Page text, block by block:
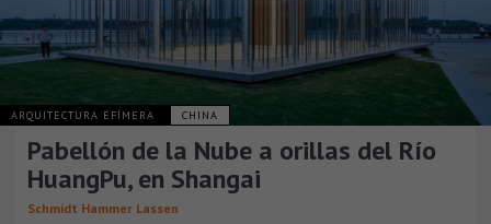
ARQUITECTURA EFÍMERA CHINA
Pabellón de la Nube a orillas del Río
HuangPu, en Shangai
Schmidt Hammer Lassen